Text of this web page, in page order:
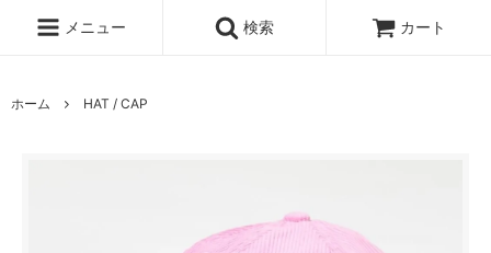
メニュー 検索 カート
ホーム HAT / CAP